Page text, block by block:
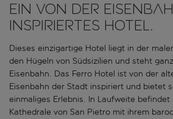
Ein von der
inspiriertes Hotel.
Dieses einzigartige Hotel liegt in der
den Hügeln von Südsizilien und steht
Eisenbahn. Das Ferro Hotel ist von der
Eisenbahn der Stadt inspiriert und bietet
einmaliges Erlebnis. In Laufweite befindet
Kathedrale von San Pietro mit ihrem